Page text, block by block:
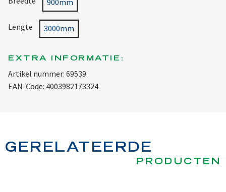
900mm
Lengte 3000mm
EXTRA INFORMATIE:
Artikel nummer: 69539
EAN-Code: 4003982173324
GERELATEERDE
PRODUCTEN